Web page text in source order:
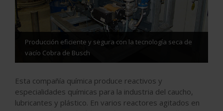
Producción eficiente y segura con la tecnología seca de
vacío Cobra de Busch
Esta compañía química produce reactivos y
especialidades químicas para la industria del caucho,
lubricantes y plástico. En varios reactores agitados en